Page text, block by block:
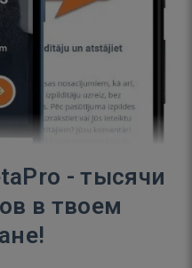
- тысячи
в твоем